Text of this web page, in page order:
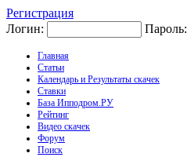
Регистрация
Логин:
Пароль:
Главная
Статьи
Календарь и Результаты скачек
Ставки
База Ипподром.РУ
Рейтинг
Видео скачек
Форум
Поиск